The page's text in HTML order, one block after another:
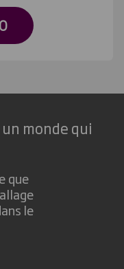
monde qui
que
le